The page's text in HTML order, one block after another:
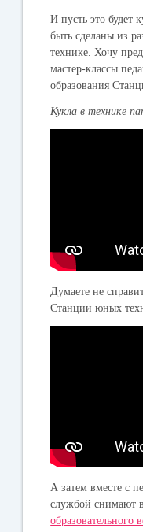
И пусть это будет
быть сделаны из
технике. Хочу
мастер-классы
образования
Кукла в технике
Думаете не
Станции юных
А затем вместе с
службой снимают
образовательного